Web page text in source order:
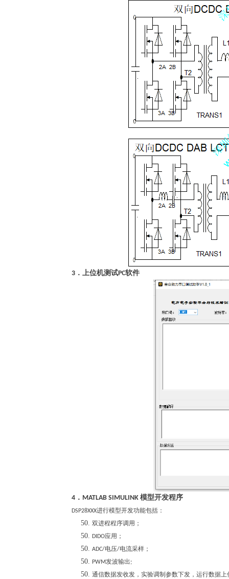
3 ．上位机测试PC软件
4 ． MATLAB SIMULINK 模型开发程序
DSP28XXX进行模型开发功能包括：
双进程程序调用；
DIDO应用；
ADC/电压/电流采样；
PWM发波输出 ;
通信数据发收发，实验调制参数下发，运行数据